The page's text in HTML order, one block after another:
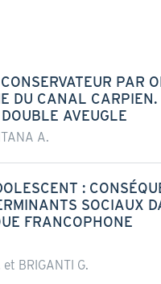
PAR
DU CANAL CARPIEN.
AVEUGLE
A.
:
SOCIAUX
FRANCOPHONE
BRIGANTI G.